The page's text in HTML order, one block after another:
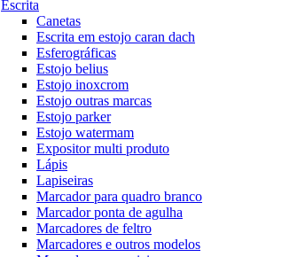
Escrita
Canetas
Escrita em estojo caran dach
Esferográficas
Estojo belius
Estojo inoxcrom
Estojo outras marcas
Estojo parker
Estojo watermam
Expositor multi produto
Lápis
Lapiseiras
Marcador para quadro branco
Marcador ponta de agulha
Marcadores de feltro
Marcadores e outros modelos